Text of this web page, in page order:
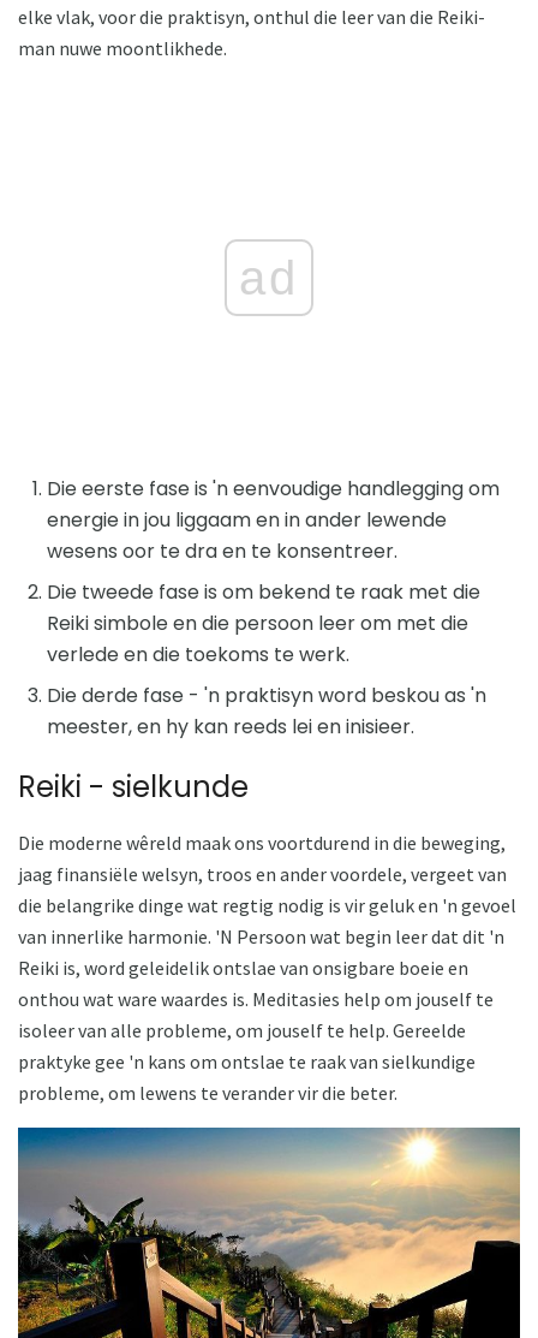
elke vlak, voor die praktisyn, onthul die leer van die Reiki-
man nuwe moontlikhede.
ad
Die eerste fase is 'n eenvoudige handlegging om
energie in jou liggaam en in ander lewende
wesens oor te dra en te konsentreer.
Die tweede fase is om bekend te raak met die
Reiki simbole en die persoon leer om met die
verlede en die toekoms te werk.
Die derde fase - 'n praktisyn word beskou as 'n
meester, en hy kan reeds lei en inisieer.
Reiki - sielkunde
Die moderne wêreld maak ons ​​voortdurend in die beweging,
jaag finansiële welsyn, troos en ander voordele, vergeet van
die belangrike dinge wat regtig nodig is vir geluk en 'n gevoel
van innerlike harmonie. 'N Persoon wat begin leer dat dit 'n
Reiki is, word geleidelik ontslae van onsigbare boeie en
onthou wat ware waardes is. Meditasies help om jouself te
isoleer van alle probleme, om jouself te help. Gereelde
praktyke gee 'n kans om ontslae te raak van sielkundige
probleme, om lewens te verander vir die beter.